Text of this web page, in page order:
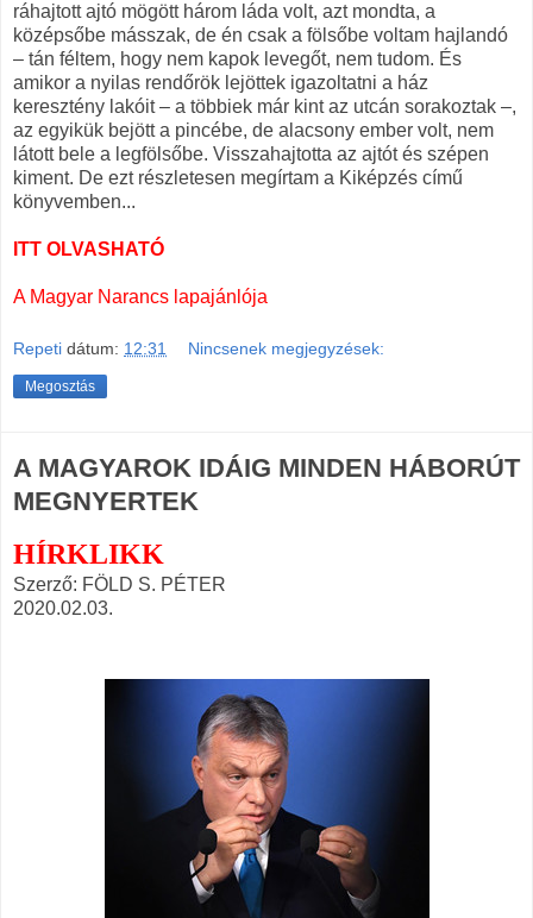
ráhajtott ajtó mögött három láda volt, azt mondta, a
középsőbe másszak, de én csak a fölsőbe voltam hajlandó
– tán féltem, hogy nem kapok levegőt, nem tudom. És
amikor a nyilas rendőrök lejöttek igazoltatni a ház
keresztény lakóit – a többiek már kint az utcán sorakoztak –,
az egyikük bejött a pincébe, de alacsony ember volt, nem
látott bele a legfölsőbe. Visszahajtotta az ajtót és szépen
kiment. De ezt részletesen megírtam a Kiképzés című
könyvemben...
ITT OLVASHATÓ
A Magyar Narancs lapajánlója
Repeti dátum: 12:31 Nincsenek megjegyzések:
Megosztás
A MAGYAROK IDÁIG MINDEN HÁBORÚT
MEGNYERTEK
HÍRKLIKK
Szerző: FÖLD S. PÉTER
2020.02.03.